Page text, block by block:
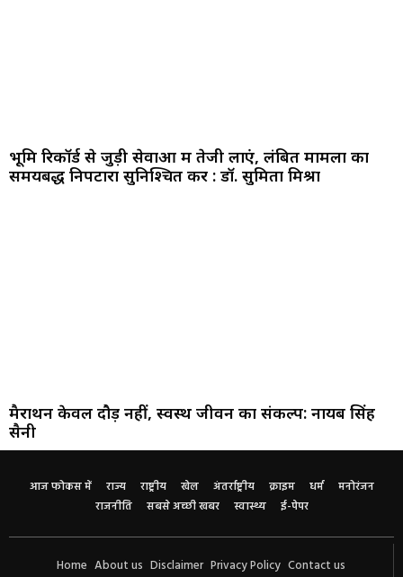
भूमि रिकॉर्ड से जुड़ी सेवाओं में तेजी लाएं, लंबित मामलों का
समयबद्ध निपटारा सुनिश्चित करें : डॉ. सुमिता मिश्रा
मैराथन केवल दौड़ नहीं, स्वस्थ जीवन का संकल्प: नायब सिंह
सैनी
आज फोकस में राज्य राष्ट्रीय खेल अंतर्राष्ट्रीय क्राइम धर्म
मनोरंजन
राजनीति
सबसे अच्छी खबर स्वास्थ्य ई-पेपर
Home About us Disclaimer Privacy Policy Contact us